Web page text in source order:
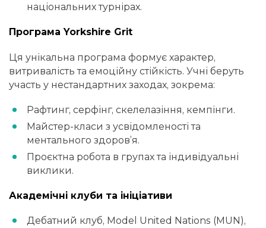
національних турнірах.
Програма Yorkshire Grit
Ця унікальна програма формує характер,
витривалість та емоційну стійкість. Учні беруть
участь у нестандартних заходах, зокрема:
Рафтинг, серфінг, скелелазіння, кемпінги.
Майстер-класи з усвідомленості та
ментального здоров’я.
Проєктна робота в групах та індивідуальні
виклики.
Академічні клуби та ініціативи
Дебатний клуб, Model United Nations (MUN),